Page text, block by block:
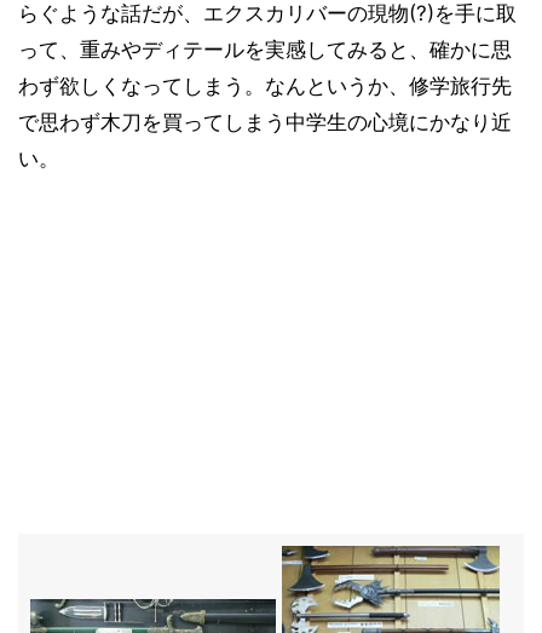
らぐような話だが、エクスカリバーの現物(?)を手に取
って、重みやディテールを実感してみると、確かに思
わず欲しくなってしまう。なんというか、修学旅行先
で思わず木刀を買ってしまう中学生の心境にかなり近
い。